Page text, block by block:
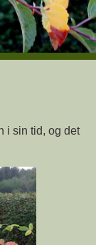
i sin tid, og det